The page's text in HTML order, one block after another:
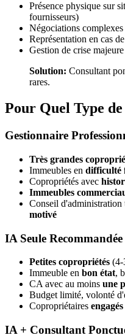
Présence physique sur
fournisseurs)
Négociations
Représentation en cas
Gestion de crise
Solution: Consultant
rares.
Pour Quel Type
Gestionnaire
Très grandes
Immeubles en difficulté
Copropriétés avec
Immeubles
Conseil d'administration
motivé
IA Seule Recommandée
Petites copropriétés (4-
Immeuble en bon état,
CA avec au moins une
Budget limité, volonté
Copropriétaires
IA + Consultant